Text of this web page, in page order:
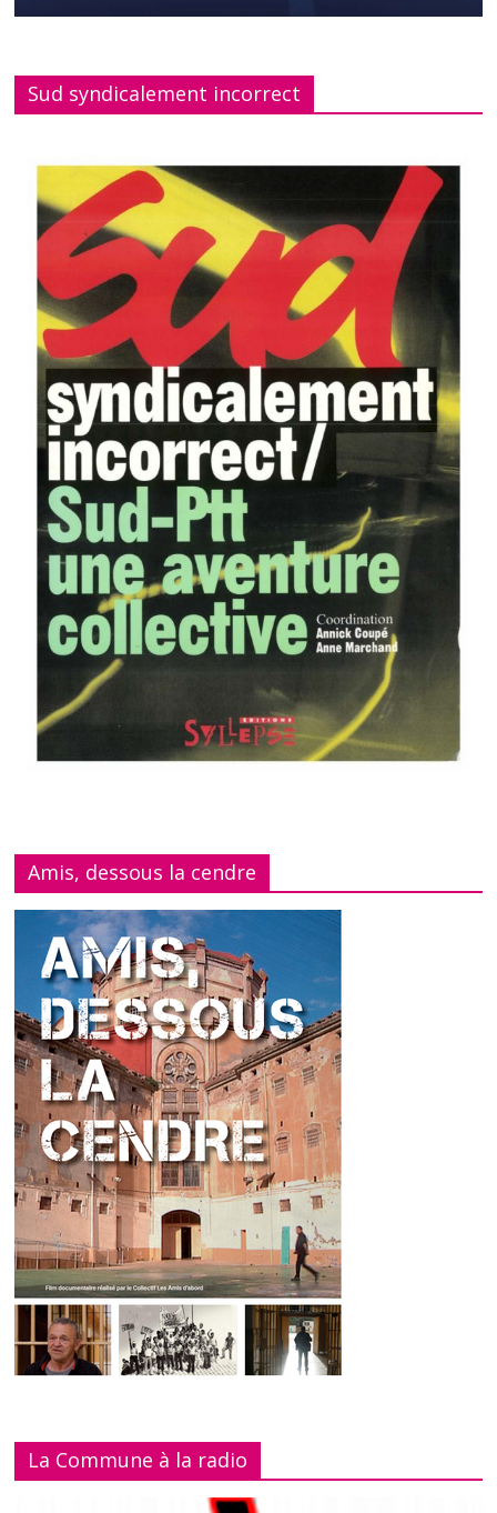
Sud syndicalement incorrect
Amis, dessous la cendre
La Commune à la radio